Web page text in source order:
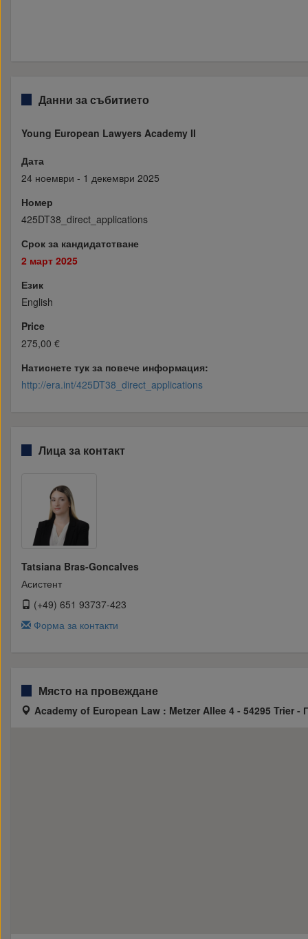
Данни за събитието
Young European Lawyers Academy II
Дата
24 ноември - 1 декември 2025
Номер
425DT38_direct_applications
Срок за кандидатстване
2 март 2025
Език
English
Price
275,00 €
Натиснете тук за повече информация:
http://era.int/425DT38_direct_applications
Лица за контакт
Tatsiana Bras-Goncalves
Асистент
(+49) 651 93737-423
Форма за контакти
Място на провеждане
Academy of European Law : Metzer Allee 4 - 54295 Trier -